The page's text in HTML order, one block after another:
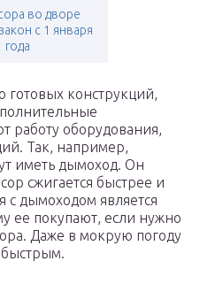
во дворе
с 1 января
года
готовых конструкций,
работу оборудования,
Так, например,
иметь дымоход. Он
сжигается быстрее и
с дымоходом является
ее покупают, если нужно
Даже в мокрую погоду
быстрым.